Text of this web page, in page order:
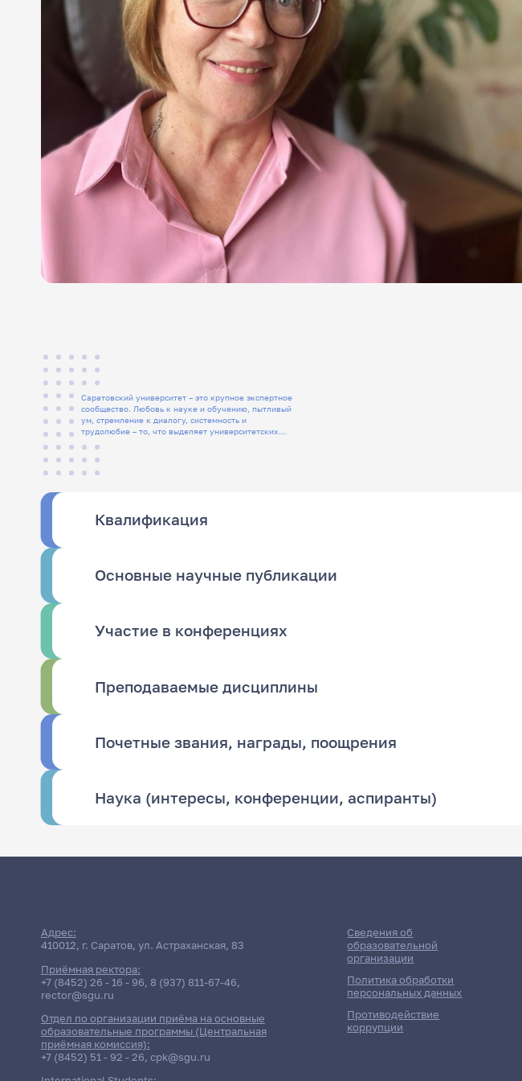
Саратовский университет – это крупное экспертное
сообщество. Любовь к науке и обучению, пытливый
ум, стремление к диалогу, системность и
трудолюбие – то, что выделяет университетских
Квалификация
Основные научные публикации
Участие в конференциях
Преподаваемые дисциплины
Почетные звания, награды, поощрения
Наука (интересы, конференции, аспиранты)
Адрес:
410012, г. Саратов, ул. Астраханская, 83
Приёмная ректора:
+7 (8452) 26 - 16 - 96, 8 (937) 811-67-46,
rector@sgu.ru
Отдел по организации приёма на основные
образовательные программы (Центральная
приёмная комиссия):
+7 (8452) 51 - 92 - 26, cpk@sgu.ru
Сведения об
образовательной
организации
Политика обработки
персональных данных
Противодействие
коррупции